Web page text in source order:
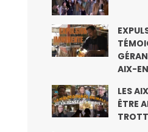
AIX-
LES
ÊTRE